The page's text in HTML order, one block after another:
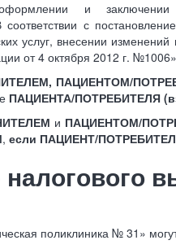
и
соответствии с
услуг, внесении
от 4 октября 2012 г.
ПАЦИЕНТОМ/
ПАЦИЕНТА/ПОТРЕБИТЕЛЯ
и ПАЦИЕНТОМ/
, если ПАЦИЕНТ/
поликлиника № 31»